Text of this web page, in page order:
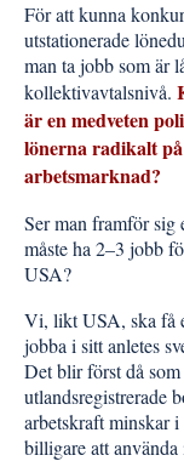
För att kunna
utstationerade
man ta jobb som är
kollektivavtalsnivå.
är en medveten
lönerna radikalt på
arbetsmarknad?
Ser man framför sig
måste ha 2–3 jobb
USA?
Vi, likt USA, ska få
jobba i sitt anletes
Det blir först då
utlandsregistrerade
arbetskraft minskar
billigare att